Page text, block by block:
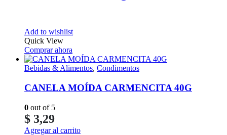
Add to wishlist
Quick View
Comprar ahora
Bebidas & Alimentos, Condimentos
CANELA MOÍDA CARMENCITA 40G
0 out of 5
$ 3,29
Agregar al carrito